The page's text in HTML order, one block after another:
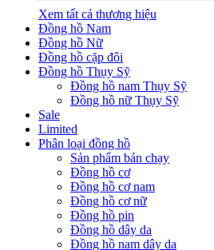
Xem tất cả thương hiệu
Đồng hồ Nam
Đồng hồ Nữ
Đồng hồ cặp đôi
Đồng hồ Thụy Sỹ
Đồng hồ nam Thụy Sỹ
Đồng hồ nữ Thụy Sỹ
Sale
Limited
Phân loại đồng hồ
Sản phẩm bán chạy
Đồng hồ cơ
Đồng hồ cơ nam
Đồng hồ cơ nữ
Đồng hồ pin
Đồng hồ dây da
Đồng hồ nam dây da